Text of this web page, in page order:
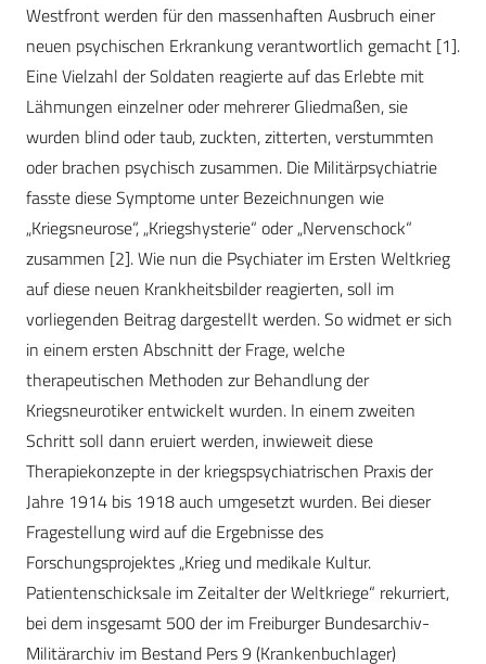
Westfront werden für den massenhaften Ausbruch einer
neuen psychischen Erkrankung verantwortlich gemacht [1].
Eine Vielzahl der Soldaten reagierte auf das Erlebte mit
Lähmungen einzelner oder mehrerer Gliedmaßen, sie
wurden blind oder taub, zuckten, zitterten, verstummten
oder brachen psychisch zusammen. Die Militärpsychiatrie
fasste diese Symptome unter Bezeichnungen wie
„Kriegsneurose“, „Kriegshysterie“ oder „Nervenschock“
zusammen [2]. Wie nun die Psychiater im Ersten Weltkrieg
auf diese neuen Krankheitsbilder reagierten, soll im
vorliegenden Beitrag dargestellt werden. So widmet er sich
in einem ersten Abschnitt der Frage, welche
therapeutischen Methoden zur Behandlung der
Kriegsneurotiker entwickelt wurden. In einem zweiten
Schritt soll dann eruiert werden, inwieweit diese
Therapiekonzepte in der kriegspsychiatrischen Praxis der
Jahre 1914 bis 1918 auch umgesetzt wurden. Bei dieser
Fragestellung wird auf die Ergebnisse des
Forschungsprojektes „Krieg und medikale Kultur.
Patientenschicksale im Zeitalter der Weltkriege“ rekurriert,
bei dem insgesamt 500 der im Freiburger Bundesarchiv-
Militärarchiv im Bestand Pers 9 (Krankenbuchlager)